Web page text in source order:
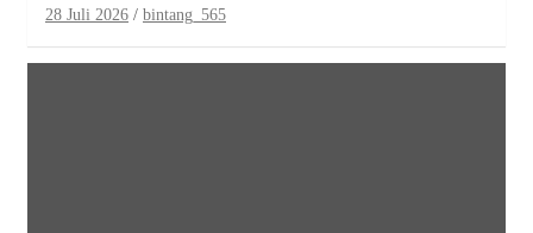
28 Juli 2026 bintang_565